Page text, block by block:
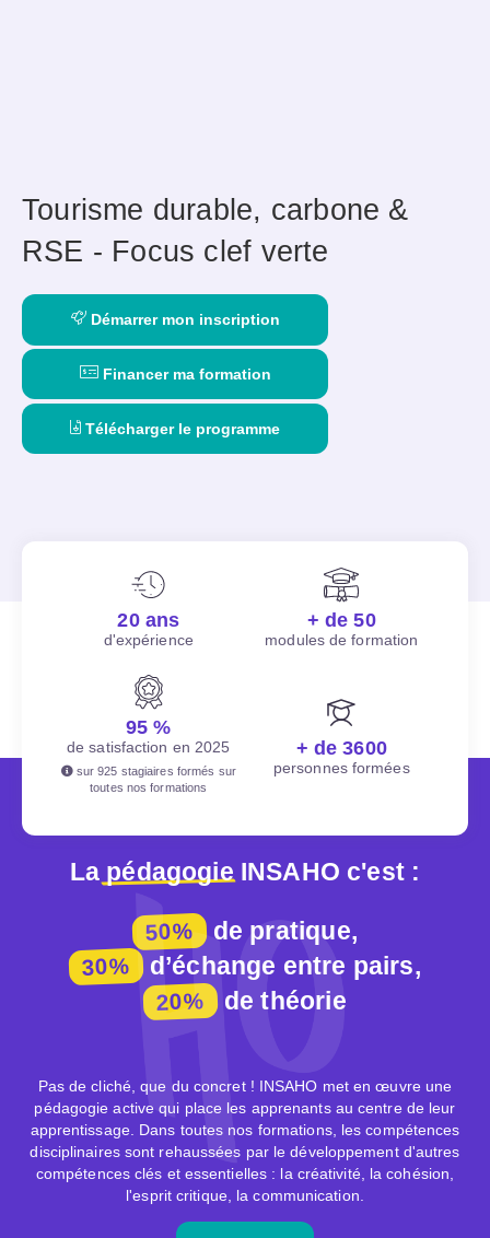
Tourisme durable, carbone &
RSE - Focus clef verte
Démarrer mon inscription
Financer ma formation
Télécharger le programme
20 ans
d'expérience
+ de 50
modules de formation
95 %
de satisfaction en 2025
sur 925 stagiaires formés sur
toutes nos formations
+ de 3600
personnes formées
La pédagogieINSAHO c'est :
50% de pratique,
30% d’échange entre pairs,
20% de théorie
Pas de cliché, que du concret ! INSAHO met en œuvre une
pédagogie active qui place les apprenants au centre de leur
apprentissage. Dans toutes nos formations, les compétences
disciplinaires sont rehaussées par le développement d'autres
compétences clés et essentielles : la créativité, la cohésion,
l'esprit critique, la communication.